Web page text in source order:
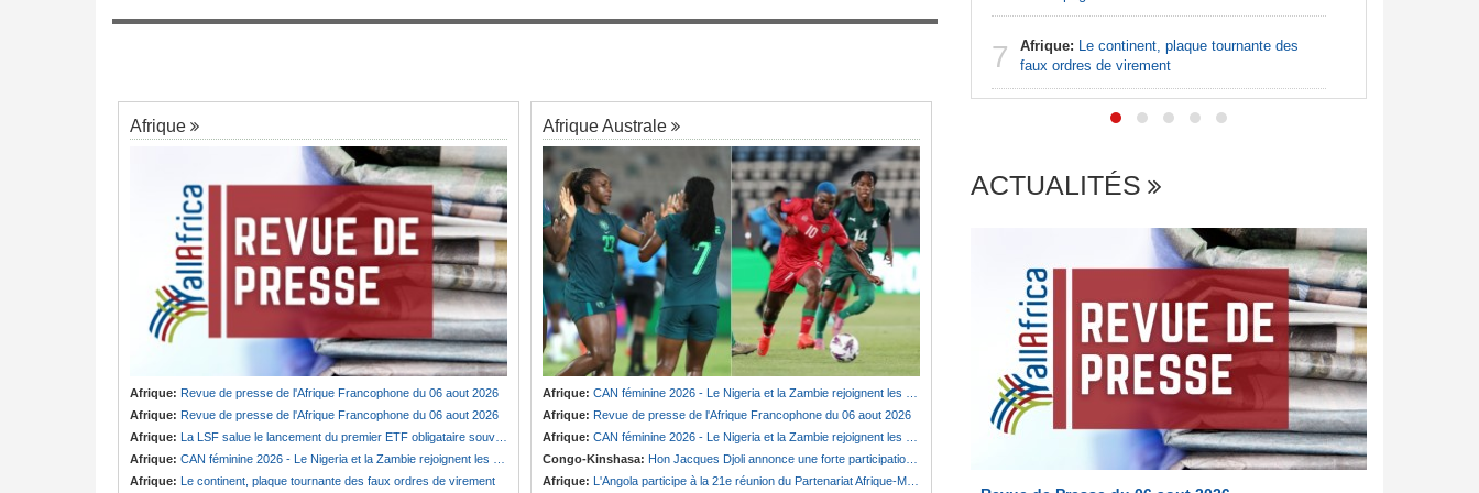
Afrique
Afrique: Revue de presse de l'Afrique Francophone du 06 aout 2026
Afrique: Revue de presse de l'Afrique Francophone du 06 aout 2026
Afrique: La LSF salue le lancement du premier ETF obligataire souverain africain (USD) disponible en Europe
Afrique: CAN féminine 2026 - Le Nigeria et la Zambie rejoignent les quarts de finale
Afrique: Le continent, plaque tournante des faux ordres de virement
Afrique Australe
Afrique: CAN féminine 2026 - Le Nigeria et la Zambie rejoignent les quarts de finale
Afrique: Revue de presse de l'Afrique Francophone du 06 aout 2026
Afrique: CAN féminine 2026 - Le Nigeria et la Zambie rejoignent les quarts de finale
Congo-Kinshasa: Hon Jacques Djoli annonce une forte participation du pays à la Conférence des présidents de parlements à Midrand
Afrique: L'Angola participe à la 21e réunion du Partenariat Afrique-Monde arabe au Caire
7
président Doumbouya en Grèce - Opposition et
7 Afrique: Le continent, plaque tournante des
faux ordres de virement
ACTUALITÉS